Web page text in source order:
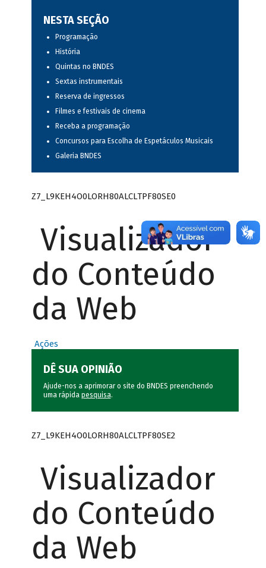
NESTA SEÇÃO
Programação
História
Quintas no BNDES
Sextas instrumentais
Reserva de ingressos
Filmes e festivais de cinema
Receba a programação
Concursos para Escolha de Espetáculos Musicais
Galeria BNDES
Z7_L9KEH4O0LORH80ALCLTPF80SE0
Visualizador
do Conteúdo
da Web
Ações
DÊ SUA OPINIÃO
Ajude-nos a aprimorar o site do BNDES preenchendo
uma rápida pesquisa.
Z7_L9KEH4O0LORH80ALCLTPF80SE2
Visualizador
do Conteúdo
da Web